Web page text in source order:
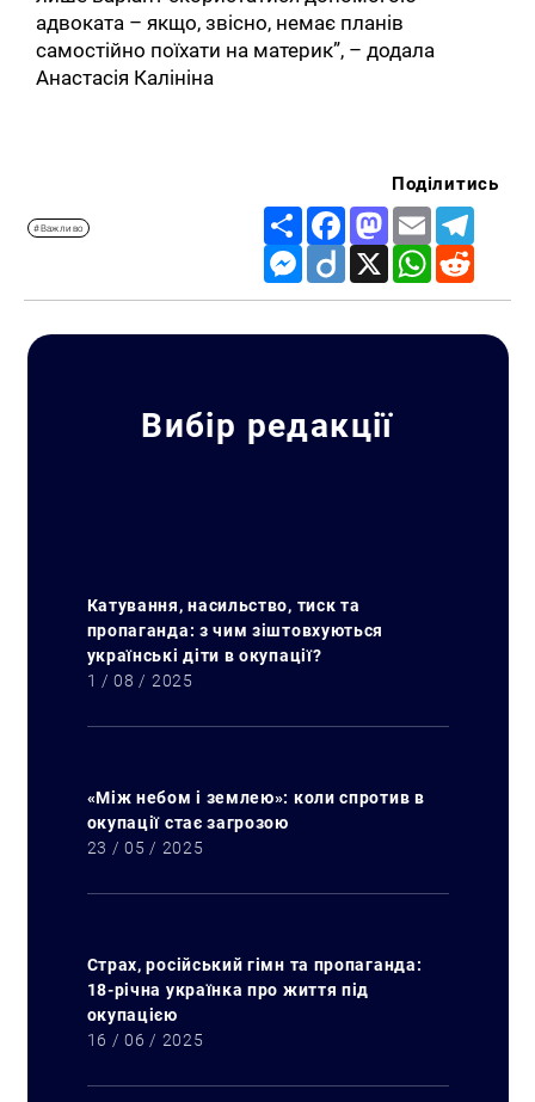
адвоката – якщо, звісно, ​​немає планів
самостійно поїхати на материк”, – додала
Анастасія Калініна
#Важливо
Поділитись
Share FacebookMastodon
Email
Messenger
Diigo X WhatsApp
Вибір редакції
Катування, насильство, тиск та
пропаганда: з чим зіштовхуються
українські діти в окупації?
1 / 08 / 2025
«Між небом і землею»: коли спротив в
окупації стає загрозою
23 / 05 / 2025
Страх, російський гімн та пропаганда:
18-річна українка про життя під
окупацією
16 / 06 / 2025